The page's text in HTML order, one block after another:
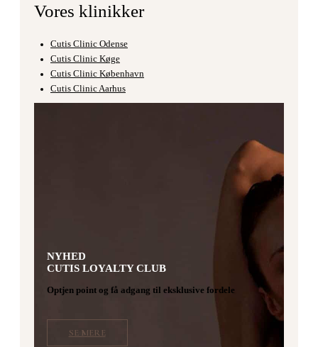
Vores klinikker
Cutis Clinic Odense
Cutis Clinic Køge
Cutis Clinic København
Cutis Clinic Aarhus
NYHED
CUTIS LOYALTY CLUB
Optjen point og få adgang til eksklusive fordele
SE MERE